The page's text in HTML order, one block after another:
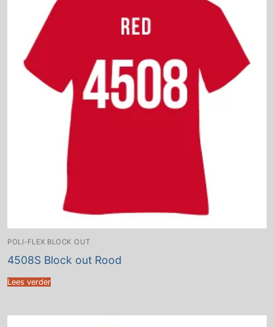
POLI-FLEX BLOCK OUT
4508S Block out Rood
Lees verder